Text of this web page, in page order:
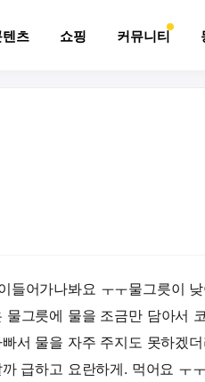
텐츠 쇼핑 커뮤니티
들어가나봐요 ㅜㅜ물그릇이
그릇에 물을 조금만 담아서
서 물을 자주 주지도 못하겠
급하고 요란하게. 먹어요 ㅜ